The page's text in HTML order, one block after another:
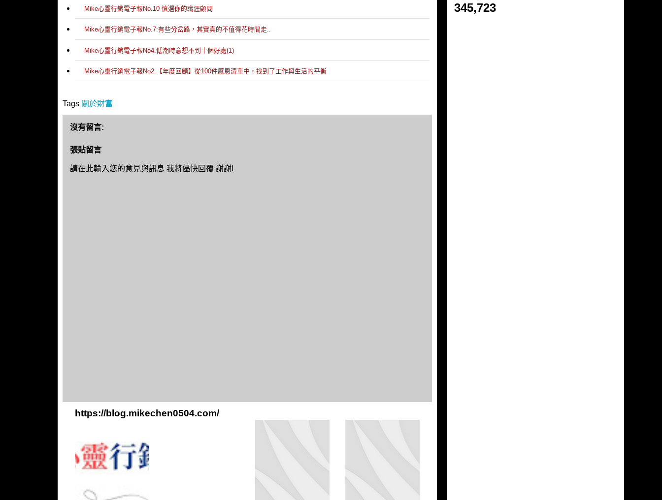
Mike心靈行銷電子報No.10 慎選你的職涯顧問
Mike心靈行銷電子報No.7:有些分岔路，其實真的不值得花時間走..
Mike心靈行銷電子報No4.低潮時意想不到十個好處(1)
Mike心靈行銷電子報No2.【年度回顧】從100件感恩清單中，找到了工作與生活的平衡
Tags 關於財富
沒有留言:
張貼留言
請在此輸入您的意見與訊息 我將儘快回覆 謝謝!
https://blog.mikechen0504.com/
345,723